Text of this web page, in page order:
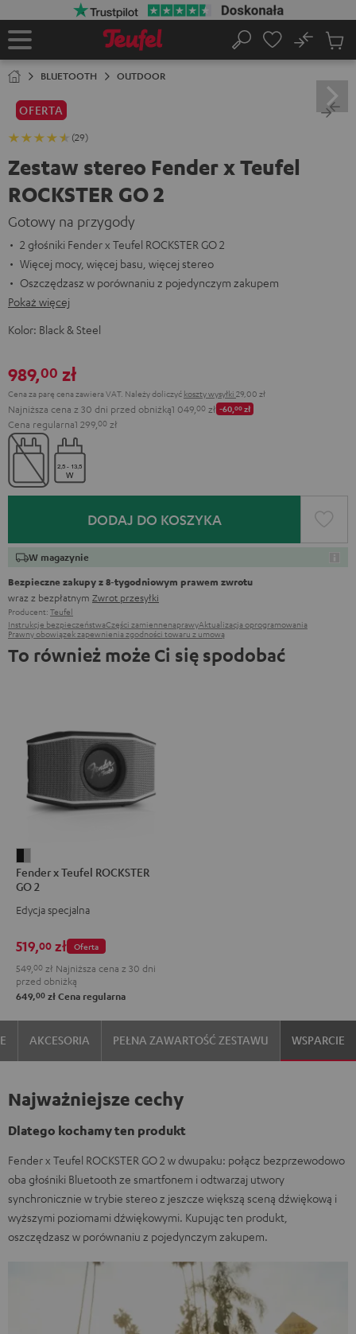
Strona
Szukaj
No
BLUETOOTH OUTDOOR
OFERTA
(29)
Zestaw stereo Fender x Teufel
ROCKSTER GO 2
Gotowy na przygody
2 głośniki Fender x Teufel ROCKSTER GO 2
Więcej mocy, więcej basu, więcej stereo
Oszczędzasz w porównaniu z pojedynczym zakupem
Pokaż więcej
Kolor: Black & Steel
989,00 zł
Cena za parę cena zawiera VAT. Należy doliczyć koszty wysyłki 29,00 zł
Najniższa cena z 30 dni przed obniżką1 049, 00 zł -60,00zł
Cena regularna1 299, 00 zł
DODAJ DO KOSZYKA
W magazynie
Bezpieczne zakupy z 8‑tygodniowym prawem zwrotu
wraz z bezpłatnym Zwrot przesyłki
Producent: Teufel
Instrukcje bezpieczeństwaCzęści zamiennenaprawyAktualizacja oprogramowania
Prawny obowiązek zapewnienia zgodności towaru z umową
To również może Ci się spodobać
x
Teufel
ROCKSTER
2
Black
&
Fender x Teufel ROCKSTER
GO 2
Edycja specjalna
Oferta
519,00 zł
549, 00 zł Najniższa cena z 30 dni
przed obniżką
649,00 zł Cena regularna
AKCESORIA PEŁNA ZAWARTOŚĆ ZESTAWU WSPARCIE
Najważniejsze cechy
Dlatego kochamy ten produkt
Fender x Teufel ROCKSTER GO 2 w dwupaku: połącz bezprzewodowo
oba głośniki Bluetooth ze smartfonem i odtwarzaj utwory
synchronicznie w trybie stereo z jeszcze większą sceną dźwiękową i
wyższymi poziomami dźwiękowymi. Kupując ten produkt,
oszczędzasz w porównaniu z pojedynczym zakupem.